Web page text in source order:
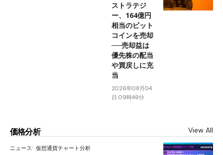
ストラテジ
ー、164億円
相当のビット
コインを売却
──売却益は
優先株の配当
や買戻しに充
当
2026年08月04
日 09時49分
価格分析 View All
ニュース 仮想通貨チャート分析